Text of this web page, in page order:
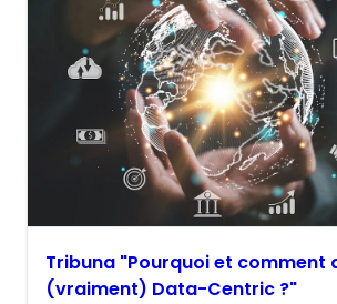
Tribuna "Pourquoi et comment
(vraiment) Data-Centric ?"